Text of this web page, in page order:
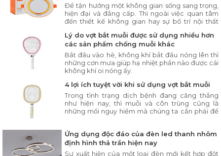
Để tận hưởng một không gian sống sang trọng,
hiện đại và đẳng cấp. Thì ngoài việc quan tâm
đến thiết kế không gian hay sự bố trí nội thất
được coi là một trong những yếu tố quan trọng
tạo nên không gian đẳng cấp này
Lý do vợt bắt muỗi được sử dụng nhiều hơn
các sản phẩm chống muỗi khác
Bắt đầu vào hè, không khí bắt đầu nóng lên thì
những cơn mưa giúp hạ nhiệt phần nào được cái
không khí oi nóng ấy.
4 lợi ích tuyệt vời khi sử dụng vợt bắt muỗi
Trong tình trạng dịch bệnh đang căng thẳng
như hiện nay, thì muỗi và côn trùng cũng là
những mối nguy hiểm mà chúng ta cần phải đề
Ứng dụng độc đáo của đèn led thanh nhôm
định hình thả trần hiện nay
Sự xuất hiện của một loại đèn mới kết hợp đột